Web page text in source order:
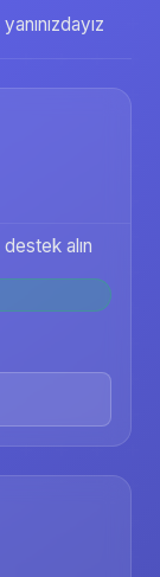
alın